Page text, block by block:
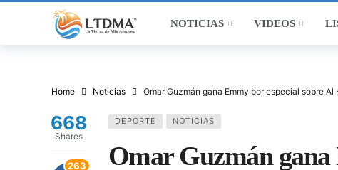
NOTICIAS VIDEOS
Home Noticias Omar Guzmán gana Emmy por especial sobre
DEPORTE NOTICIAS
Omar Guzmán gana
668
Shares
263